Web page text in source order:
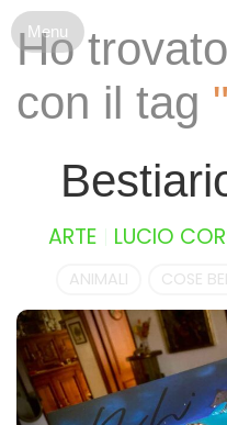
Ho trovato
con il tag
ARTE LUCIO
ANIMALI COSE